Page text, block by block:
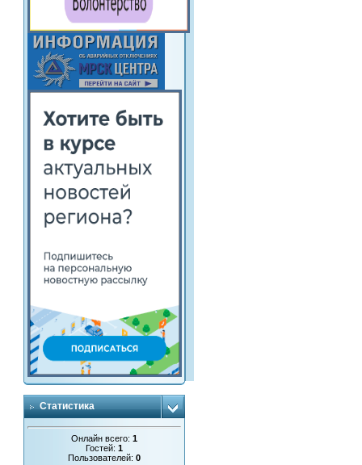
Статистика
Онлайн всего:1
Гостей:1
Пользователей:0